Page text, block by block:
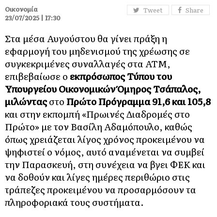
Tweet Share
Οικονομία
23/07/2025 | 17:30
Στα μέσα Αυγούστου θα γίνει πράξη η
εφαρμογή του μηδενισμού της χρέωσης σε
συγκεκριμένες συναλλαγές στα ATM,
επιβεβαίωσε ο εκπρόσωπος Τύπου του
Υπουργείου Οικονομικών Όμηρος Τσάπαλος,
μιλώνταςστο Πρώτο Πρόγραμμα 91,6 και 105,8
και στην εκπομπή «Πρωινές Διαδρομές στο
Πρώτο» με τον Βασίλη Αδαμόπουλο, καθώς
όπως χρειάζεται λίγος χρόνος προκειμένου να
ψηφιστεί ο νόμος, αυτό αναμένεται να συμβεί
την Παρασκευή, στη συνέχεια να βγει ΦΕΚ και
να δοθούν και λίγες ημέρες περιθώριο στις
τράπεζες προκειμένου να προσαρμόσουν τα
πληροφοριακά τους συστήματα.